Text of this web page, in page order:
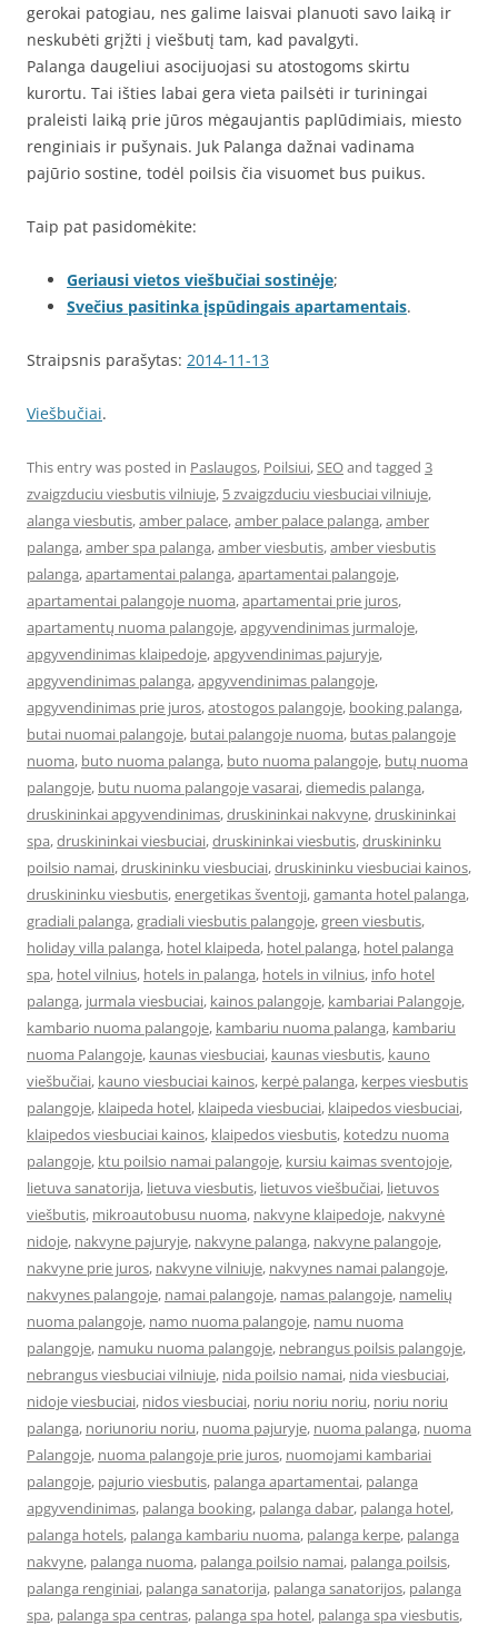
gerokai patogiau, nes galime laisvai planuoti savo laiką ir
neskubėti grįžti į viešbutį tam, kad pavalgyti.
Palanga daugeliui asocijuojasi su atostogoms skirtu
kurortu. Tai išties labai gera vieta pailsėti ir turiningai
praleisti laiką prie jūros mėgaujantis paplūdimiais, miesto
renginiais ir pušynais. Juk Palanga dažnai vadinama
pajūrio sostine, todėl poilsis čia visuomet bus puikus.
Taip pat pasidomėkite:
Geriausi vietos viešbučiai sostinėje;
Svečius pasitinka įspūdingais apartamentais.
Straipsnis parašytas: 2014-11-13
Viešbučiai.
This entry was posted in Paslaugos, Poilsiui,SEOand tagged 3
zvaigzduciu viesbutis vilniuje, 5 zvaigzduciu viesbuciai vilniuje,
alanga viesbutis,amber palace,amber palace palanga,amber
palanga,amber spa palanga,amber viesbutis,amber viesbutis
palanga,apartamentai palanga,apartamentai palangoje,
apartamentai palangoje nuoma,apartamentai prie juros,
apartamentų nuoma palangoje,apgyvendinimas jurmaloje,
apgyvendinimas klaipedoje,apgyvendinimas pajuryje,
apgyvendinimas palanga,apgyvendinimas palangoje,
apgyvendinimas prie juros,atostogos palangoje, booking palanga,
butai nuomai palangoje, butai palangoje nuoma, butas palangoje
nuoma, buto nuoma palanga, buto nuoma palangoje, butų nuoma
palangoje, butu nuoma palangoje vasarai,diemedis palanga,
druskininkai apgyvendinimas,druskininkai nakvyne,druskininkai
spa,druskininkai viesbuciai,druskininkai viesbutis,druskininku
poilsio namai,druskininku viesbuciai,druskininku viesbuciai kainos,
druskininku viesbutis,energetikas šventoji,gamanta hotel palanga,
gradiali palanga,gradiali viesbutis palangoje,green viesbutis,
holiday villa palanga, hotel klaipeda, hotel palanga, hotel palanga
spa, hotel vilnius, hotels in palanga, hotels in vilnius, info hotel
palanga, jurmala viesbuciai, kainos palangoje, kambariai Palangoje,
kambario nuoma palangoje, kambariu nuoma palanga, kambariu
nuoma Palangoje, kaunas viesbuciai, kaunas viesbutis, kauno
viešbučiai, kauno viesbuciai kainos, kerpė palanga, kerpes viesbutis
palangoje, klaipeda hotel, klaipeda viesbuciai, klaipedos viesbuciai,
klaipedos viesbuciai kainos, klaipedos viesbutis, kotedzu nuoma
palangoje, ktu poilsio namai palangoje, kursiu kaimas sventojoje,
lietuva sanatorija, lietuva viesbutis, lietuvos viešbučiai, lietuvos
viešbutis, mikroautobusu nuoma, nakvyne klaipedoje, nakvynė
nidoje, nakvyne pajuryje, nakvyne palanga, nakvyne palangoje,
nakvyne prie juros, nakvyne vilniuje, nakvynes namai palangoje,
nakvynes palangoje, namai palangoje, namas palangoje, namelių
nuoma palangoje, namo nuoma palangoje, namu nuoma
palangoje, namuku nuoma palangoje, nebrangus poilsis palangoje,
nebrangus viesbuciai vilniuje, nida poilsio namai, nida viesbuciai,
nidoje viesbuciai, nidos viesbuciai, noriu noriu noriu, noriu noriu
palanga, noriunoriu noriu, nuoma pajuryje, nuoma palanga, nuoma
Palangoje, nuoma palangoje prie juros, nuomojami kambariai
palangoje, pajurio viesbutis, palanga apartamentai, palanga
apgyvendinimas, palanga booking, palanga dabar, palanga hotel,
palanga hotels, palanga kambariu nuoma, palanga kerpe, palanga
nakvyne, palanga nuoma, palanga poilsio namai, palanga poilsis,
palanga renginiai, palanga sanatorija, palanga sanatorijos, palanga
spa, palanga spa centras, palanga spa hotel, palanga spa viesbutis,